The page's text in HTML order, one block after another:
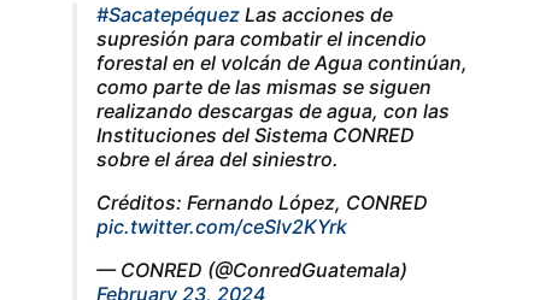
#Sacatepéquez Las acciones de
supresión para combatir el incendio
forestal en el volcán de Agua continúan,
como parte de las mismas se siguen
realizando descargas de agua, con las
Instituciones del Sistema CONRED
sobre el área del siniestro.
Créditos: Fernando López, CONRED
pic.twitter.com/ceSlv2KYrk
— CONRED (@ConredGuatemala)
February 23, 2024